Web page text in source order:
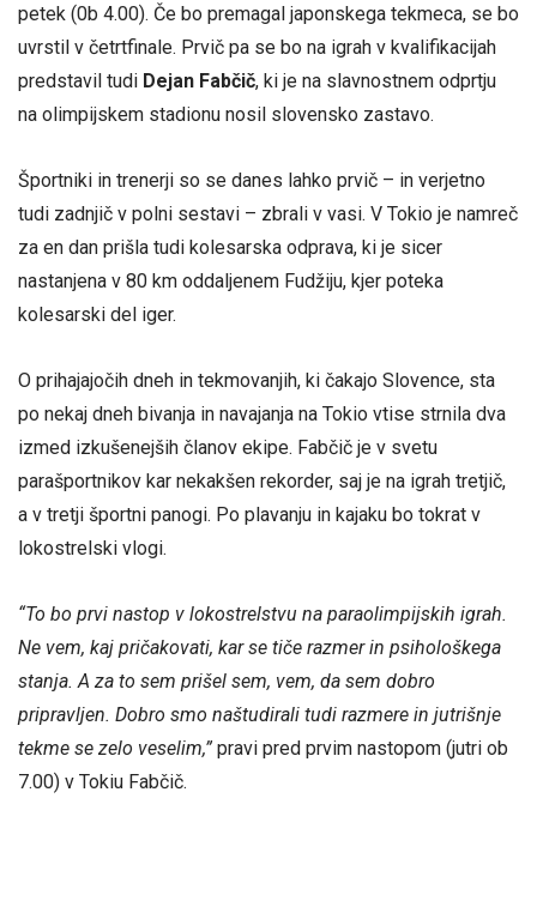
petek (0b 4.00). Če bo premagal japonskega tekmeca, se bo
uvrstil v četrtfinale. Prvič pa se bo na igrah v kvalifikacijah
predstavil tudi Dejan Fabčič, ki je na slavnostnem odprtju
na olimpijskem stadionu nosil slovensko zastavo.
Športniki in trenerji so se danes lahko prvič – in verjetno
tudi zadnjič v polni sestavi – zbrali v vasi. V Tokio je namreč
za en dan prišla tudi kolesarska odprava, ki je sicer
nastanjena v 80 km oddaljenem Fudžiju, kjer poteka
kolesarski del iger.
O prihajajočih dneh in tekmovanjih, ki čakajo Slovence, sta
po nekaj dneh bivanja in navajanja na Tokio vtise strnila dva
izmed izkušenejših članov ekipe. Fabčič je v svetu
parašportnikov kar nekakšen rekorder, saj je na igrah tretjič,
a v tretji športni panogi. Po plavanju in kajaku bo tokrat v
lokostrelski vlogi.
“To bo prvi nastop v lokostrelstvu na paraolimpijskih igrah.
Ne vem, kaj pričakovati, kar se tiče razmer in psihološkega
stanja. A za to sem prišel sem, vem, da sem dobro
pripravljen. Dobro smo naštudirali tudi razmere in jutrišnje
tekme se zelo veselim,” pravi pred prvim nastopom (jutri ob
7.00) v Tokiu Fabčič.